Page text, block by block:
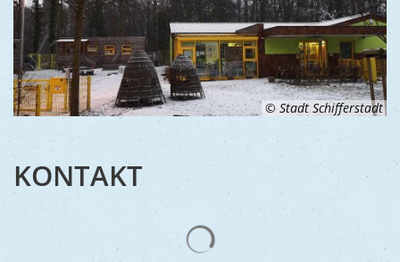
© Stadt Schifferstadt
KONTAKT